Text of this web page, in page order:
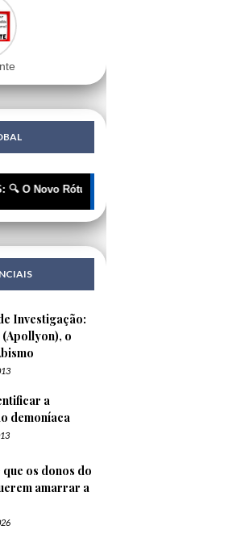
Novo Rótulo, o Mesmo Cheiro | 🔍
Investigação:
o
a
demoníaca
os donos do
amarrar a